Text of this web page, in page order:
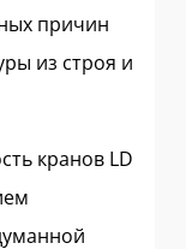
причин
из строя и
кранов LD